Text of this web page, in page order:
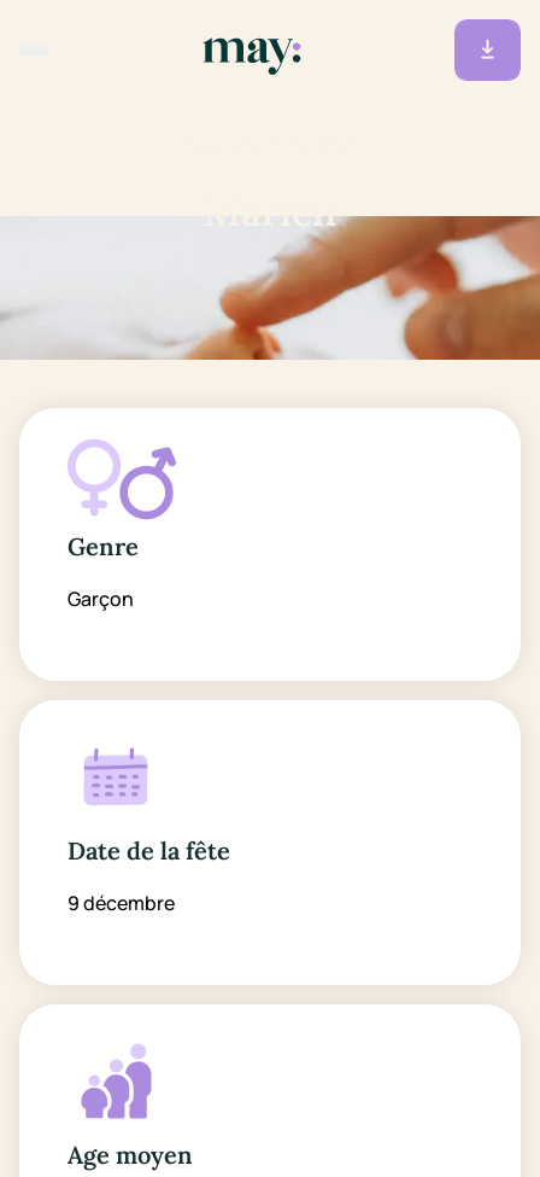
Marien
Genre
Garçon
Date de la fête
9 décembre
Age moyen